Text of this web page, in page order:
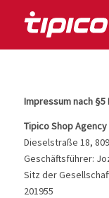
Impressum nach §5
Tipico Shop Agency
Dieselstraße 18,
Geschäftsführer:
Sitz der
201955